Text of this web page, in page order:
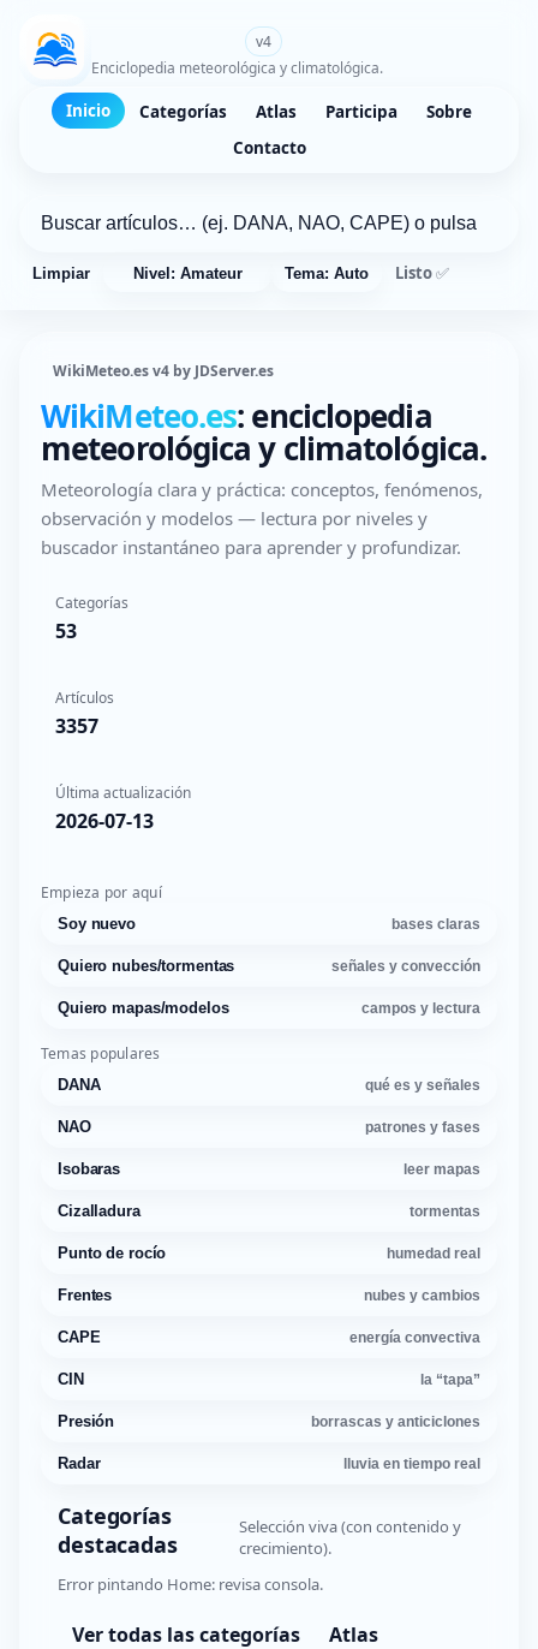
v4
Enciclopedia meteorológica y climatológica.
Inicio Categorías Atlas Participa
Sobre
Contacto
Limpiar Nivel: Amateur Tema: Auto Listo ✅
WikiMeteo.es v4 by JDServer.es
WikiMeteo.es: enciclopedia
meteorológica y climatológica.
Meteorología clara y práctica: conceptos, fenómenos,
observación y modelos — lectura por niveles y
buscador instantáneo para aprender y profundizar.
Categorías
53
Artículos
3357
Última actualización
2026-07-13
Empieza por aquí
Soy nuevo bases claras
Quiero nubes/tormentas señales y convección
Quiero mapas/modelos campos y lectura
Temas populares
DANA qué es y señales
NAO patrones y fases
Isobaras leer mapas
Cizalladura tormentas
Punto de rocío humedad real
Frentes nubes y cambios
CAPE energía convectiva
CIN la “tapa”
Presión borrascas y anticiclones
Radar lluvia en tiempo real
Categorías
destacadas
Selección viva (con contenido y
crecimiento).
Error pintando Home: revisa consola.
Ver todas las categorías Atlas